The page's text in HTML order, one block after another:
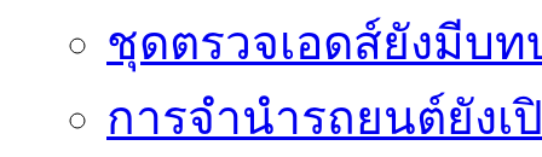
ชุดตรวจเอดส์ยังมีบ
การจำนำรถยนต์ยัง